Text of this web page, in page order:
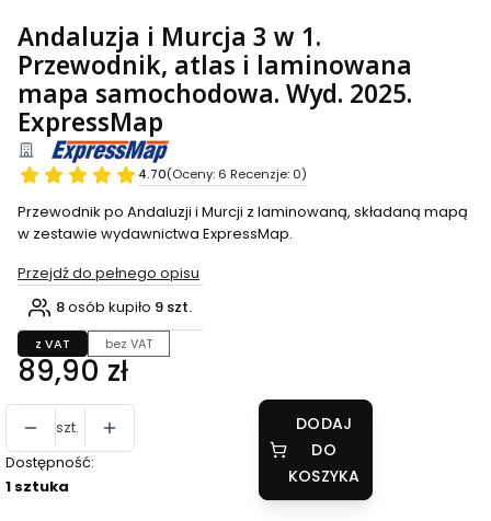
Andaluzja i Murcja 3 w 1.
Przewodnik, atlas i laminowana
mapa samochodowa. Wyd. 2025.
ExpressMap
4.70(Oceny: 6 Recenzje: 0)
Przewodnik po Andaluzji i Murcji z laminowaną, składaną mapą
w zestawie wydawnictwa ExpressMap.
Przejdź do pełnego opisu
8osób kupiło 9 szt.
z VAT bez VAT
Cena
89,90 zł
szt.
Dostępność:
1 sztuka
DODAJ
DO
KOSZYKA